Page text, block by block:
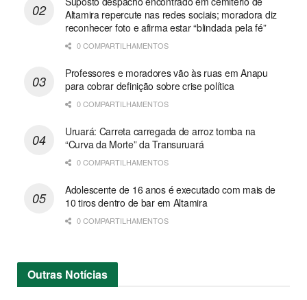
Altamira repercute nas redes sociais; moradora diz
reconhecer foto e afirma estar “blindada pela fé”
0 COMPARTILHAMENTOS
Professores e moradores vão às ruas em Anapu
para cobrar definição sobre crise política
0 COMPARTILHAMENTOS
Uruará: Carreta carregada de arroz tomba na
“Curva da Morte” da Transuruará
0 COMPARTILHAMENTOS
Adolescente de 16 anos é executado com mais de
10 tiros dentro de bar em Altamira
0 COMPARTILHAMENTOS
Outras Notícias